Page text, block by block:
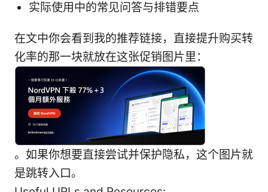
实际使用中的常见问答与排错要点
在文中你会看到我的推荐链接，直接提升购买转
化率的那一块就放在这张促销图片里：
。如果你想要直接尝试并保护隐私，这个图片就
是跳转入口。